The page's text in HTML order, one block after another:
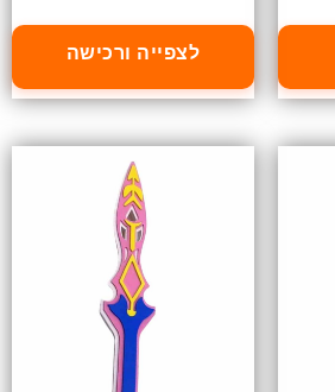
לצפייה ורכישה